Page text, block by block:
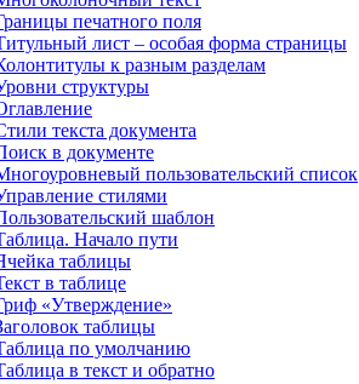
печатного поля
лист – особая форма страницы
к разным разделам
структуры
текста документа
в документе
пользовательский список
стилями
шаблон
Начало пути
таблицы
в таблице
«Утверждение»
таблицы
по умолчанию
в текст и обратно